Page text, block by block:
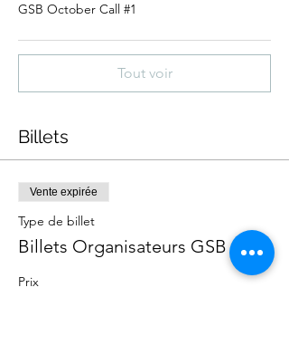
GSB October Call #1
Tout voir
Billets
Vente expirée
Type de billet
Billets Organisateurs GSB
Prix